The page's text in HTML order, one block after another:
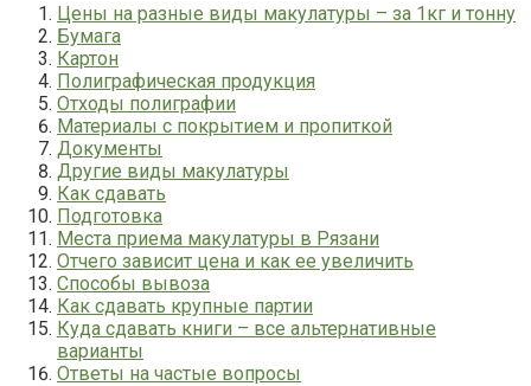
Цены на разные виды макулатуры – за 1кг и тонну
Бумага
Картон
Полиграфическая продукция
Отходы полиграфии
Материалы с покрытием и пропиткой
Документы
Другие виды макулатуры
Как сдавать
Подготовка
Места приема макулатуры в Рязани
Отчего зависит цена и как ее увеличить
Способы вывоза
Как сдавать крупные партии
Куда сдавать книги – все альтернативные
варианты
Ответы на частые вопросы